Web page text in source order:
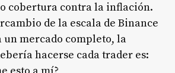
cobertura contra la inflación.
de la escala de Binance
un mercado completo, la
hacerse cada trader es: